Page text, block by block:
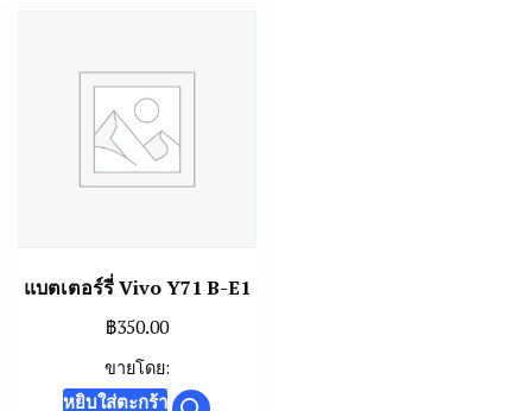
แบตเตอร์รี่ Vivo Y71 B-E1
฿350.00
ขายโดย:
หยิบใส่ตะกร้า